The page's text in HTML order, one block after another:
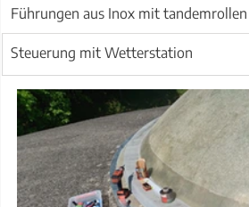
Führungen aus Inox mit tandemrollen
Steuerung mit Wetterstation